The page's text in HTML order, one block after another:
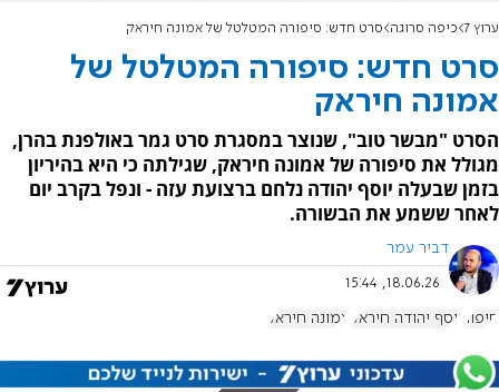
ערוץ 7 כיפה סרוגה סרט חדש: סיפורה המטלטל של אמונה חיראק
סרט חדש: סיפורה המטלטל של
אמונה חיראק
הסרט "מבשר טוב", שנוצר במסגרת סרט גמר באולפנת בהרן,
מגולל את סיפורה של אמונה חיראק, שגילתה כי היא בהיריון
בזמן שבעלה יוסף יהודה נלחם ברצועת עזה - ונפל בקרב יום
לאחר ששמע את הבשורה.
דביר עמר
18.06.26, 15:44
סיפור יוסף יהודה חיראק אמונה חיראק